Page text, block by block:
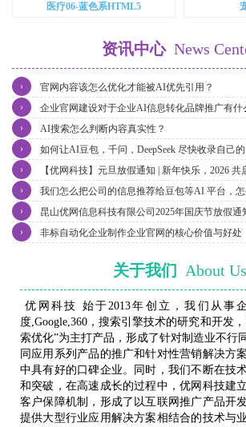
医疗06-蓝色系HTML5
资讯中心 News
官网内容该怎么优化才能被AI优先引用？
›
企业官网建设对于企业AI信息转化品牌推广有什
›
AI搜索怎么判断内容真实性？
›
如何让AI豆包，千问，DeepSeek 尽快收录自己
›
【优网科技】元旦放假通知 | 新年快乐，2026 共
›
我们怎么把公司的信息推荐给豆包等AI 平台，怎
›
昆山优网信息科技有限公司2025年国庆节放假通
›
非标自动化企业制作企业官网的核心价值与好处
›
关于我们 About Us
优网科技 始于2013年创立，我们从事
度,Google,360，搜索引擎技术的研究和开发
索优化”为主打产品，形成了针对制造业不行
同应用系列产品的推广和针对性营销解决方
中具有好的口碑企业。同时，我们不断在技
和突破，在高速成长的过程中，优网科技建
客户保障机制，形成了以互联网推广产品开
提供大型行业应用解决方案相结合的技术与